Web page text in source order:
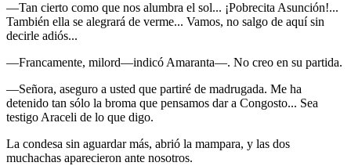
—Tan cierto como que nos alumbra el sol... ¡Pobrecita Asunción!...
También ella se alegrará de verme... Vamos, no salgo de aquí sin
decirle adiós...
—Francamente, milord—indicó Amaranta—. No creo en su partida.
—Señora, aseguro a usted que partiré de madrugada. Me ha
detenido tan sólo la broma que pensamos dar a Congosto... Sea
testigo Araceli de lo que digo.
La condesa sin aguardar más, abrió la mampara, y las dos
muchachas aparecieron ante nosotros.